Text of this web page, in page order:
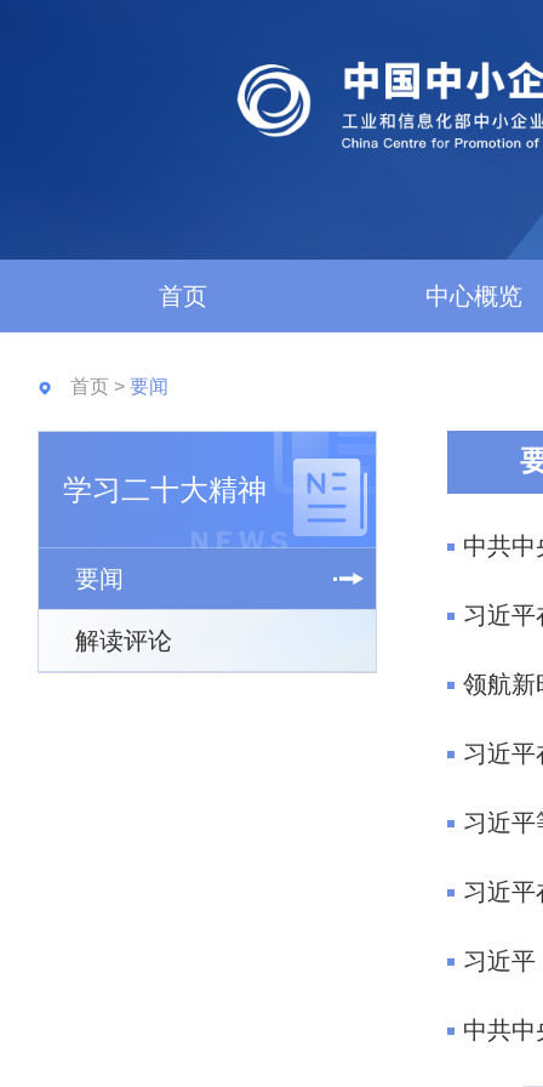
首页 中心概览
首页 > 要闻
学习二十大精神
要闻
解读评论
习近平
领航
习近平
中共中